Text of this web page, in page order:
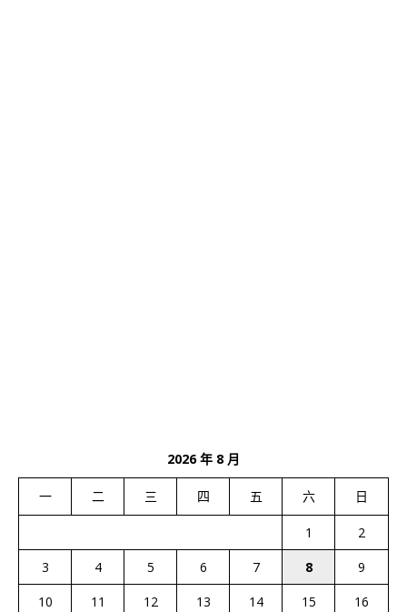
2026 年 8 月
一 二 三 四 五 六 日
1
2
3
4 5 6 7 8
9
10
11 12 13 14 15
16